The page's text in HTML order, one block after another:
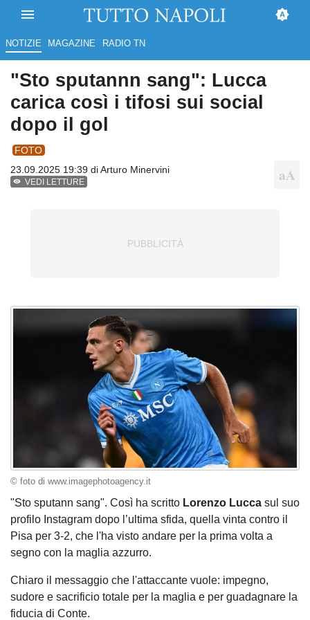
NOTIZIE MAGAZINE RADIO TN
"Sto sputannn sang": Lucca
carica così i tifosi sui social
dopo il gol
FOTO
23.09.2025 19:39 diArturo Minervini
VEDI LETTURE
© foto di www.imagephotoagency.it
"Sto sputann sang". Così ha scritto Lorenzo Lucca sul suo
profilo Instagram dopo l’ultima sfida, quella vinta contro il
Pisa per 3-2, che l'ha visto andare per la prima volta a
segno con la maglia azzurro.
Chiaro il messaggio che l'attaccante vuole: impegno,
sudore e sacrificio totale per la maglia e per guadagnare la
fiducia di Conte.